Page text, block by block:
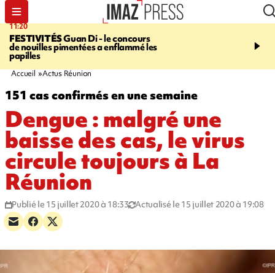
11:20
FESTIVITÉSGuan Di - le concours
de nouilles pimentées a enflammé les
papilles
16:35
gendarmes évacuent
Accueil Actus Réunion
151 cas confirmés en une semaine
Dengue : malgré une
baisse des cas, le virus
circule toujours à La
Réunion
Publié le 15 juillet 2020 à 18:33 Actualisé le 15 juillet 2020 à 19:08